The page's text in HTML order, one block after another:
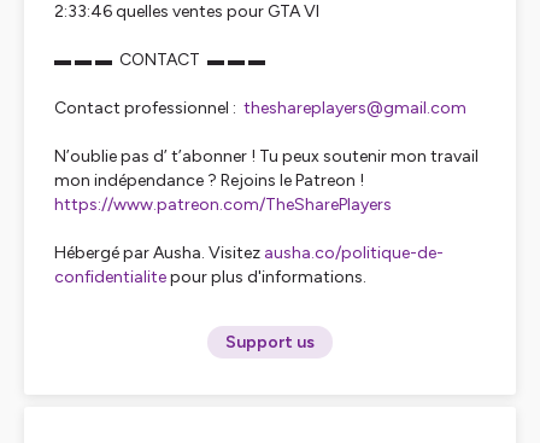
2:33:46 quelles ventes pour GTA VI
▬ ▬ ▬ CONTACT ▬ ▬ ▬
Contact professionnel : theshareplayers@gmail.com
N’oublie pas d’ t’abonner ! Tu peux soutenir mon travail
mon indépendance ? Rejoins le Patreon !
https://www.patreon.com/TheSharePlayers
Hébergé par Ausha. Visitez ausha.co/politique-de-
confidentialitepour plus d'informations.
Support us